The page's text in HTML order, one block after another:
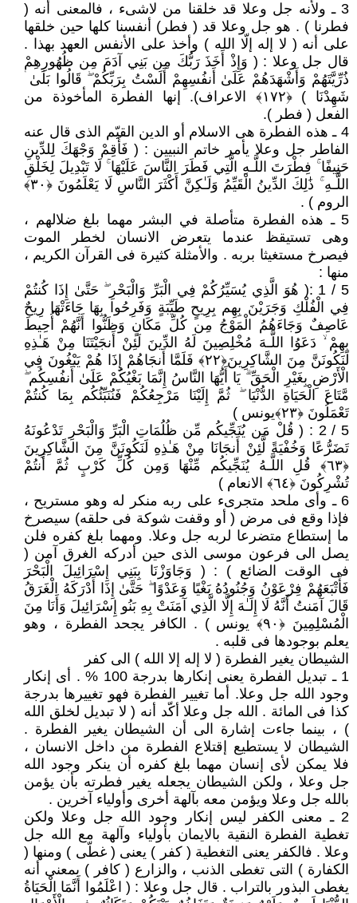
3 ـ ولأنه جل وعلا قد خلقنا من لاشىء ، فالمعنى أنه (
فطرنا ) . هو جل وعلا قد ( فطر) أنفسنا كلها حين خلقها
على أنه ( لا إله إلّا الله ) وأخذ على الأنفس العهد بهذا .
قال جل وعلا : ( وَإِذْ أَخَذَ رَبُّكَ مِن بَنِي آدَمَ مِن ظُهُورِهِمْ
ذُرِّيَّتَهُمْ وَأَشْهَدَهُمْ عَلَىٰ أَنفُسِهِمْ أَلَسْتُ بِرَبِّكُمْ ۖ قَالُوا بَلَىٰ ۛ
شَهِدْنَا ) ﴿١٧٢﴾ الاعراف). إنها الفطرة المأخوذة من
الفعل ( فطر ).
4 ـ هذه الفطرة هى الاسلام أو الدين القيّم الذى قال عنه
الفاطر جل وعلا يأمر خاتم النبيين : ( فَأَقِمْ وَجْهَكَ لِلدِّينِ
حَنِيفًا ۚ فِطْرَتَ اللَّـهِ الَّتِي فَطَرَ النَّاسَ عَلَيْهَا ۚ لَا تَبْدِيلَ لِخَلْقِ
اللَّـهِ ۚ ذَٰلِكَ الدِّينُ الْقَيِّمُ وَلَـٰكِنَّ أَكْثَرَ النَّاسِ لَا يَعْلَمُونَ ﴿٣٠﴾
الروم ) .
5 ـ هذه الفطرة متأصلة في البشر مهما بلغ ضلالهم ،
وهى تستيقظ عندما يتعرض الانسان لخطر الموت
فيصرخ مستغيثا بربه . والأمثلة كثيرة فى القرآن الكريم ،
منها :
5 / 1 :( هُوَ الَّذِي يُسَيِّرُكُمْ فِي الْبَرِّ وَالْبَحْرِ ۖ حَتَّىٰ إِذَا كُنتُمْ
فِي الْفُلْكِ وَجَرَيْنَ بِهِم بِرِيحٍ طَيِّبَةٍ وَفَرِحُوا بِهَا جَاءَتْهَا رِيحٌ
عَاصِفٌ وَجَاءَهُمُ الْمَوْجُ مِن كُلِّ مَكَانٍ وَظَنُّوا أَنَّهُمْ أُحِيطَ
بِهِمْ ۙ دَعَوُا اللَّـهَ مُخْلِصِينَ لَهُ الدِّينَ لَئِنْ أَنجَيْتَنَا مِنْ هَـٰذِهِ
لَنَكُونَنَّ مِنَ الشَّاكِرِينَ﴿٢٢﴾ فَلَمَّا أَنجَاهُمْ إِذَا هُمْ يَبْغُونَ فِي
الْأَرْضِ بِغَيْرِ الْحَقِّ ۗ يَا أَيُّهَا النَّاسُ إِنَّمَا بَغْيُكُمْ عَلَىٰ أَنفُسِكُم ۖ
مَّتَاعَ الْحَيَاةِ الدُّنْيَا ۖ ثُمَّ إِلَيْنَا مَرْجِعُكُمْ فَنُنَبِّئُكُم بِمَا كُنتُمْ
تَعْمَلُونَ ﴿٢٣﴾يونس )
5 / 2 : ( قُلْ مَن يُنَجِّيكُم مِّن ظُلُمَاتِ الْبَرِّ وَالْبَحْرِ تَدْعُونَهُ
تَضَرُّعًا وَخُفْيَةً لَّئِنْ أَنجَانَا مِنْ هَـٰذِهِ لَنَكُونَنَّ مِنَ الشَّاكِرِينَ
﴿٦٣﴾ قُلِ اللَّـهُ يُنَجِّيكُم مِّنْهَا وَمِن كُلِّ كَرْبٍ ثُمَّ أَنتُمْ
تُشْرِكُونَ ﴿٦٤﴾ الانعام )
6 ـ وأى ملحد متجرىء على ربه منكر له وهو مستريح ،
فإذا وقع فى مرض ( أو وقفت شوكة فى حلقه) سيصرخ
ما إستطاع متضرعا لربه جل وعلا. ومهما بلغ كفره فلن
يصل الى فرعون موسى الذى حين أدركه الغرق آمن (
فى الوقت الضائع ) : ( وَجَاوَزْنَا بِبَنِي إِسْرَائِيلَ الْبَحْرَ
فَأَتْبَعَهُمْ فِرْعَوْنُ وَجُنُودُهُ بَغْيًا وَعَدْوًا ۖ حَتَّىٰ إِذَا أَدْرَكَهُ الْغَرَقُ
قَالَ آمَنتُ أَنَّهُ لَا إِلَـٰهَ إِلَّا الَّذِي آمَنَتْ بِهِ بَنُو إِسْرَائِيلَ وَأَنَا مِنَ
الْمُسْلِمِينَ ﴿٩٠﴾ يونس ) . الكافر يجحد الفطرة ، وهو
يعلم بوجودها فى قلبه .
الشيطان يغير الفطرة ( لا إله إلا الله ) الى كفر
1 ـ تبديل الفطرة يعنى إنكارها بدرجة 100 % . أى إنكار
وجود الله جل وعلا. أما تغيير الفطرة فهو تغييرها بدرجة
كذا فى المائة . الله جل وعلا أكّد أنه ( لا تبديل لخلق الله
) ، بينما جاءت إشارة الى أن الشيطان يغير الفطرة .
الشيطان لا يستطيع إقتلاع الفطرة من داخل الانسان ،
فلا يمكن لأى إنسان مهما بلغ كفره أن ينكر وجود الله
جل وعلا ، ولكن الشيطان يجعله يغير فطرته بأن يؤمن
بالله جل وعلا ويؤمن معه بآلهة أخرى وأولياء آخرين .
2 ـ معنى الكفر ليس إنكار وجود الله جل وعلا ولكن
تغطية الفطرة النقية بالايمان بأولياء وآلهة مع الله جل
وعلا . فالكفر يعنى التغطية ( كفر ) يعنى ( غطّى ) ومنها (
الكفارة ) التى تغطى الذنب ، والزارع ( كافر ) بمعنى أنه
يغطى البذور بالتراب . قال جل وعلا : ( اعْلَمُوا أَنَّمَا الْحَيَاةُ